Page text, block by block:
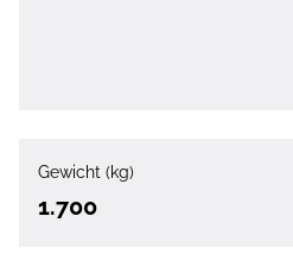
Gewicht (kg)
1.700